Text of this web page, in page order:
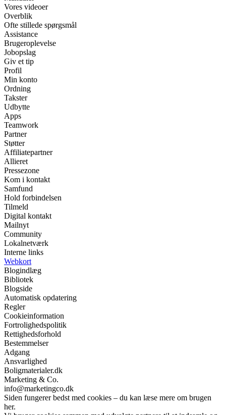
Vores videoer
Overblik
Ofte stillede spørgsmål
Assistance
Brugeroplevelse
Jobopslag
Giv et tip
Profil
Min konto
Ordning
Takster
Udbytte
Apps
Teamwork
Partner
Støtter
Affiliatepartner
Allieret
Pressezone
Kom i kontakt
Samfund
Hold forbindelsen
Tilmeld
Digital kontakt
Mailnyt
Community
Lokalnetværk
Interne links
Webkort
Blogindlæg
Bibliotek
Blogside
Automatisk opdatering
Regler
Cookieinformation
Fortrolighedspolitik
Rettighedsforhold
Bestemmelser
Adgang
Ansvarlighed
Boligmaterialer.dk
Marketing & Co.
info@marketingco.dk
Siden fungerer bedst med cookies – du kan læse mere om brugen
her.